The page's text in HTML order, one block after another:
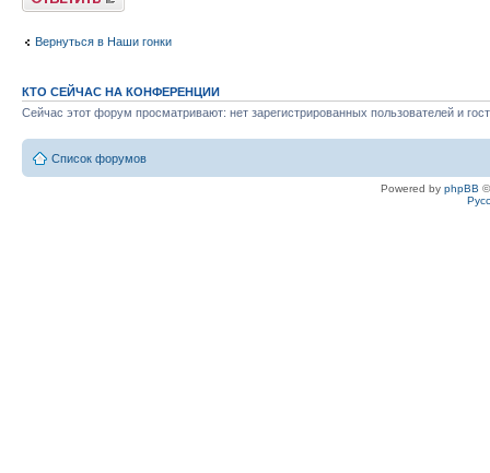
Вернуться в Наши гонки
КТО СЕЙЧАС НА КОНФЕРЕНЦИИ
Сейчас этот форум просматривают: нет зарегистрированных пользователей и
Список форумов
Powered by phpBB